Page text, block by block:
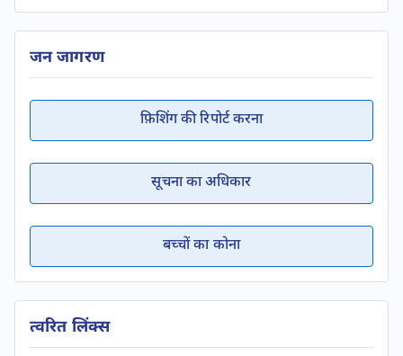
जन जागरण
फ़िशिंग की रिपोर्ट करना
सूचना का अधिकार
बच्चों का कोना
त्वरित लिंक्स